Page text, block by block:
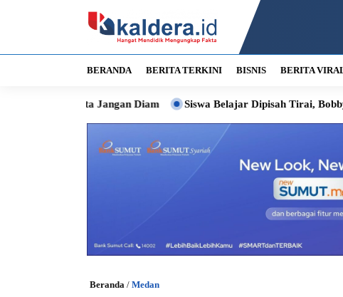
BERANDA BERITA TERKINI BISNIS BERITA
Jangan Diam Siswa Belajar Dipisah Tirai, Bobby Siapkan
Beranda / Medan